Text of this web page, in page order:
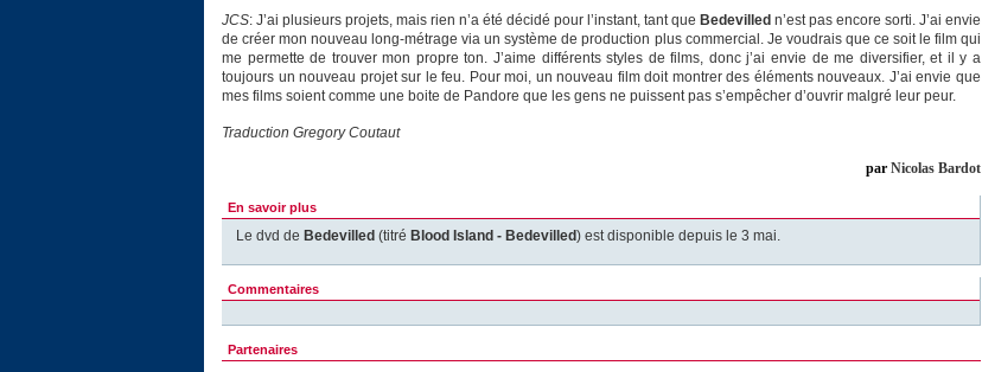
JCS: J’ai plusieurs projets, mais rien n’a été décidé pour l’instant, tant que Bedevilled n’est pas encore sorti. J’ai envie
de créer mon nouveau long-métrage via un système de production plus commercial. Je voudrais que ce soit le film qui
me permette de trouver mon propre ton. J’aime différents styles de films, donc j’ai envie de me diversifier, et il y a
toujours un nouveau projet sur le feu. Pour moi, un nouveau film doit montrer des éléments nouveaux. J’ai envie que
mes films soient comme une boite de Pandore que les gens ne puissent pas s’empêcher d’ouvrir malgré leur peur.
Traduction Gregory Coutaut
par Nicolas Bardot
En savoir plus
Le dvd de Bedevilled (titré Blood Island - Bedevilled) est disponible depuis le 3 mai.
Commentaires
Partenaires